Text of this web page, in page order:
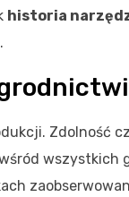
historia
Zdolność
wszystkich